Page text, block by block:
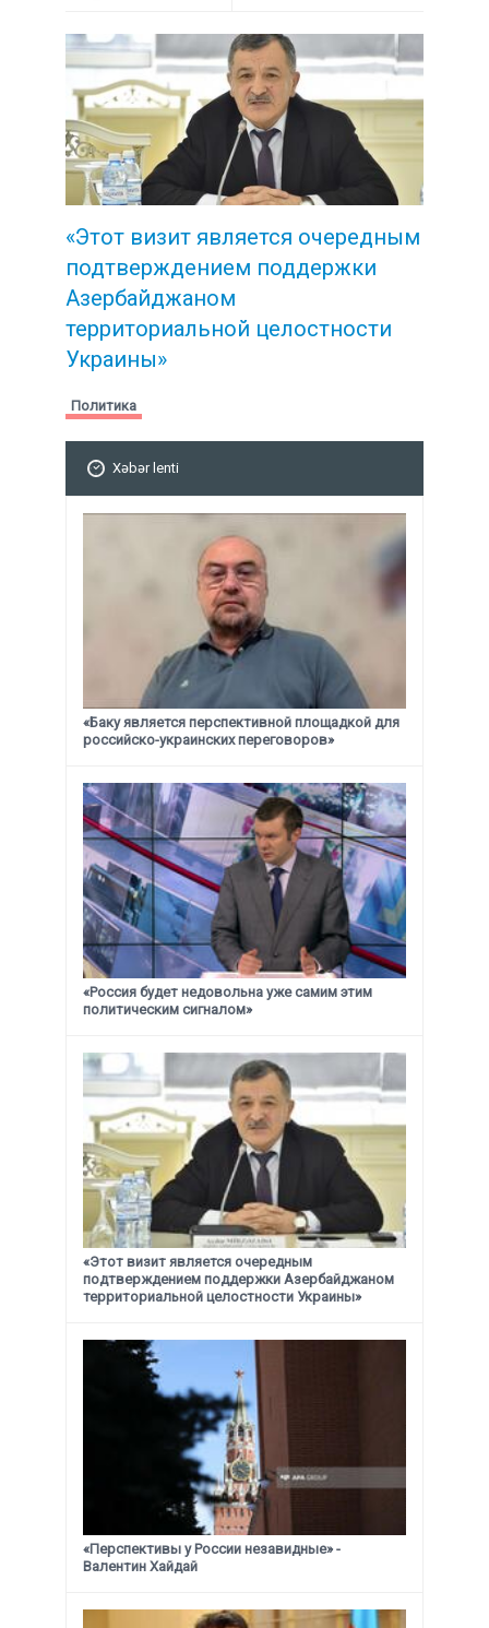
«Этот визит является очередным
подтверждением поддержки
Азербайджаном
территориальной целостности
Украины»
Политика
Xəbər lenti
«Баку является перспективной площадкой для
российско-украинских переговоров»
«Россия будет недовольна уже самим этим
политическим сигналом»
«Этот визит является очередным
подтверждением поддержки Азербайджаном
территориальной целостности Украины»
«Перспективы у России незавидные» -
Валентин Хайдай